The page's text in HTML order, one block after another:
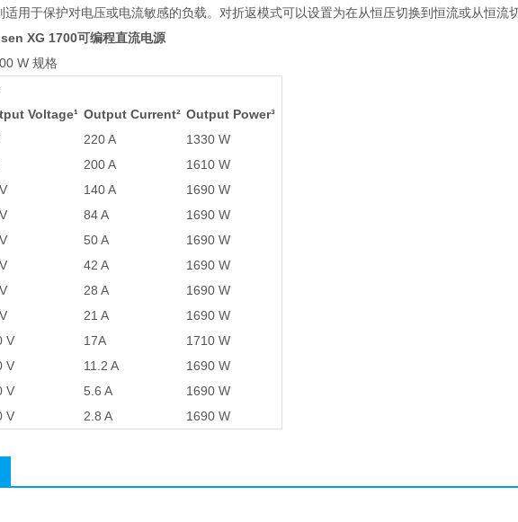
用于保护对电压或电流敏感的负载。对折返模式可以设置为在从恒压切换到恒流或从恒流
XG 1700可编程直流电源
W 规格
Voltage¹ Output Current² Output Power³
220 A
1330 W
200 A
1610 W
140 A
1690 W
84 A
1690 W
50 A
1690 W
42 A
1690 W
28 A
1690 W
21 A
1690 W
V 17A
1710 W
V 11.2 A
1690 W
V 5.6 A
1690 W
V 2.8 A 1690 W